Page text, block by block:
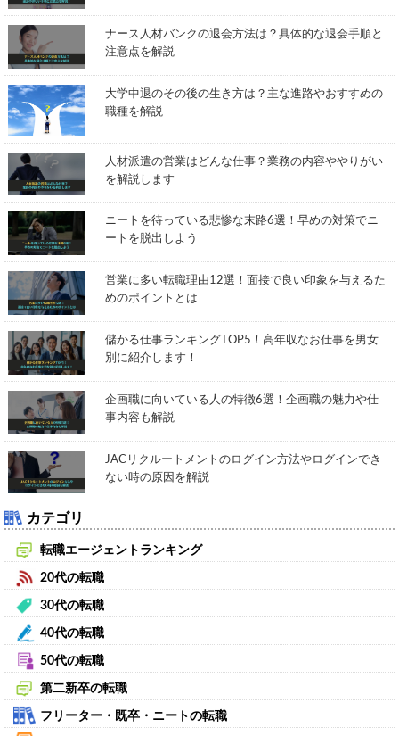
ナース人材バンクの退会方法は？具体的な退会手順と
注意点を解説
大学中退のその後の生き方は？主な進路やおすすめの
職種を解説
人材派遣の営業はどんな仕事？業務の内容ややりがい
を解説します
ニートを待っている悲惨な末路6選！早めの対策でニ
ートを脱出しよう
営業に多い転職理由12選！面接で良い印象を与えるた
めのポイントとは
儲かる仕事ランキングTOP5！高年収なお仕事を男女
別に紹介します！
企画職に向いている人の特徴6選！企画職の魅力や仕
事内容も解説
JACリクルートメントのログイン方法やログインでき
ない時の原因を解説
カテゴリ
転職エージェントランキング
20代の転職
30代の転職
40代の転職
50代の転職
第二新卒の転職
フリーター・既卒・ニートの転職